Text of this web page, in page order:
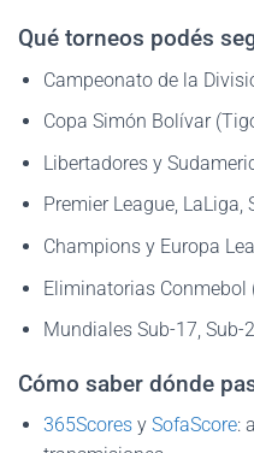
Qué torneos podés
Campeonato de la
Copa Simón Bolívar
Libertadores y
Premier League, LaLiga,
Champions y Europa
Eliminatorias Conmebol
Mundiales Sub-17, Sub-
Cómo saber dónde
365Scoresy SofaScore: